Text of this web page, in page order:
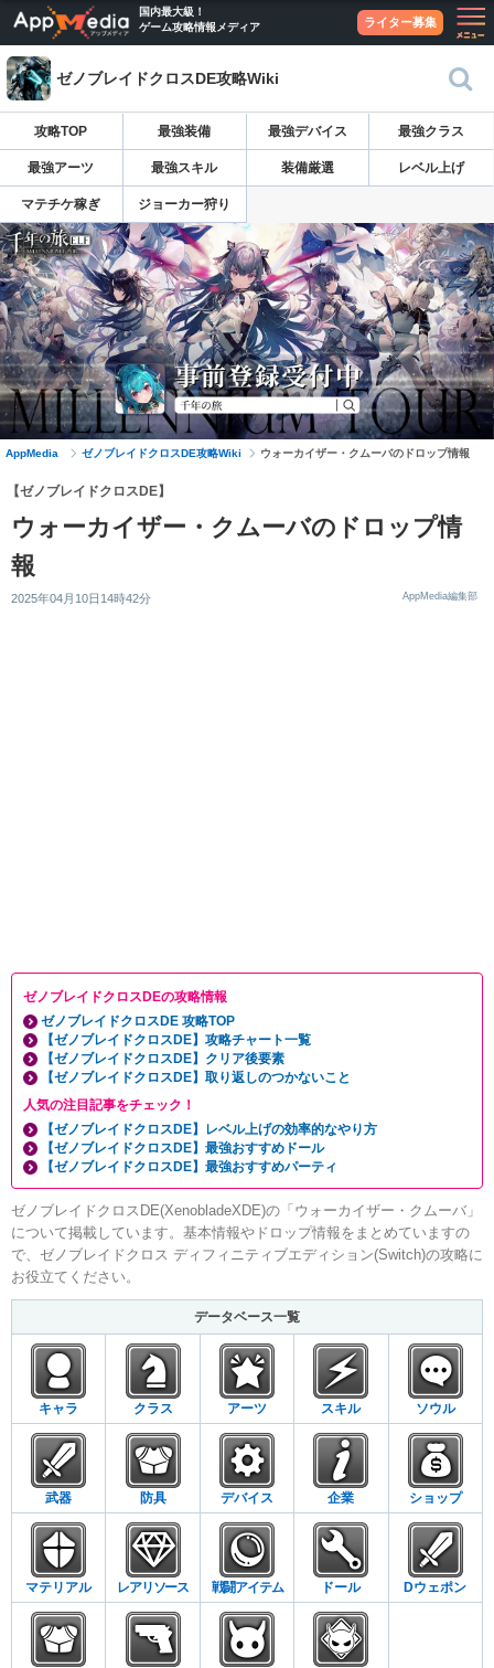
国内最大級！
ゲーム攻略情報メディア
ライター募集
ゼノブレイドクロスDE攻略Wiki
攻略TOP 最強装備 最強デバイス 最強クラス
最強アーツ 最強スキル 装備厳選 レベル上げ
マテチケ稼ぎ ジョーカー狩り
AppMedia ゼノブレイドクロスDE攻略Wiki ウォーカイザー・クムーバのドロップ情報
【ゼノブレイドクロスDE】
ウォーカイザー・クムーバのドロップ情
報
2025年04月10日14時42分 AppMedia編集部
ゼノブレイドクロスDEの攻略情報
ゼノブレイドクロスDE 攻略TOP
【ゼノブレイドクロスDE】攻略チャート一覧
【ゼノブレイドクロスDE】クリア後要素
【ゼノブレイドクロスDE】取り返しのつかないこと
人気の注目記事をチェック！
【ゼノブレイドクロスDE】レベル上げの効率的なやり方
【ゼノブレイドクロスDE】最強おすすめドール
【ゼノブレイドクロスDE】最強おすすめパーティ
ゼノブレイドクロスDE(XenobladeXDE)の「ウォーカイザー・クムーバ」
について掲載しています。基本情報やドロップ情報をまとめていますの
で、ゼノブレイドクロス ディフィニティブエディション(Switch)の攻略に
お役立てください。
データベース一覧
キャラ クラス アーツ スキル ソウル
武器 防具 デバイス 企業 ショップ
マテリアル レアリソース 戦闘アイテム ドール Dウェポン